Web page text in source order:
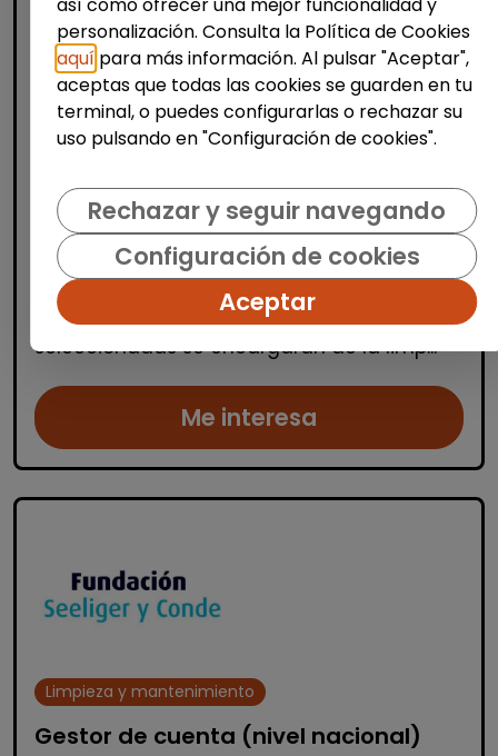
Limpieza y mantenimiento
Operario/a de limpieza de centros
OSGA LEVANTE| España(Alicante)
Se buscan varios/as operarios/as de
limpieza para trabajar en centros escolares
ubicados en Alicante, Benidorm y
localidades cercanas. Las personas
seleccionadas se encargarán de la limp...
Me interesa
Limpieza y mantenimiento
Gestor de cuenta (nivel nacional)
personalización. Consulta la Política de Cookies
aquí para más información. Al pulsar "Aceptar",
aceptas que todas las cookies se guarden en tu
terminal, o puedes configurarlas o rechazar su
uso pulsando en "Configuración de cookies".
Rechazar y seguir navegando
Configuración de cookies
Aceptar